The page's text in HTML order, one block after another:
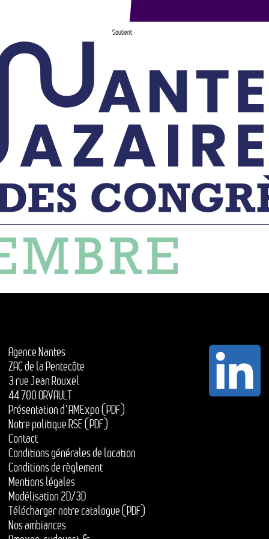
Soutient :
Agence Nantes
ZAC de la Pentecôte
3 rue Jean Rouxel
44 700 ORVAULT
Présentation d'AMExpo (PDF)
Notre politique RSE (PDF)
Contact
Conditions générales de location
Conditions de règlement
Mentions légales
Modélisation 2D/3D
Télécharger notre catalogue (PDF)
Nos ambiances